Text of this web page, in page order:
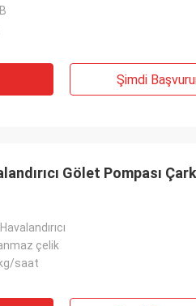
Şimdi
Gölet Pompası
çelik
saat